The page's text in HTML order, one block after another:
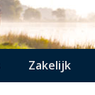
Zakelijk